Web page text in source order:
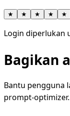
★ ★ ★ ★ ★
Login diperlukan
Bagikan
Bantu pengguna
prompt-optimizer.